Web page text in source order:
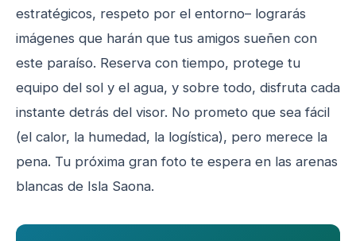
estratégicos, respeto por el entorno– lograrás
imágenes que harán que tus amigos sueñen con
este paraíso. Reserva con tiempo, protege tu
equipo del sol y el agua, y sobre todo, disfruta cada
instante detrás del visor. No prometo que sea fácil
(el calor, la humedad, la logística), pero merece la
pena. Tu próxima gran foto te espera en las arenas
blancas de Isla Saona.